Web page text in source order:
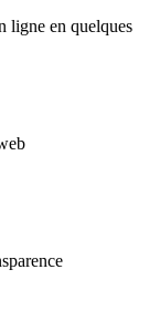
ligne en quelques